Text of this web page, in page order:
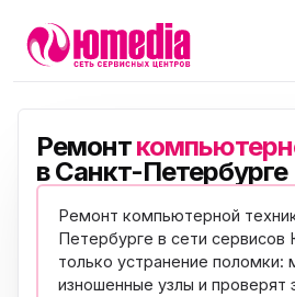
Ремонт
в Санкт-Петербурге
Ремонт компьютерной
Петербурге в сети
только устранение поломки:
изношенные узлы и проверят